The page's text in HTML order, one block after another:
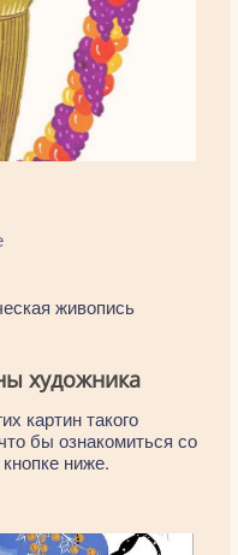
живопись
художника
картин такого
бы ознакомиться со
ниже.